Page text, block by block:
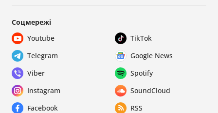
Соцмережі
Youtube
TikTok
Telegram
Google News
Viber
Spotify
Instagram
SoundCloud
Facebook
RSS